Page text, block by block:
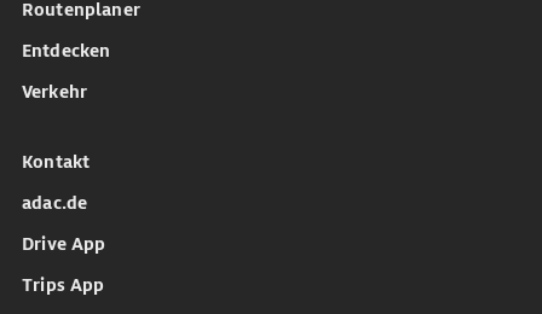
Routenplaner
Entdecken
Verkehr
Kontakt
adac.de
Drive App
Trips App